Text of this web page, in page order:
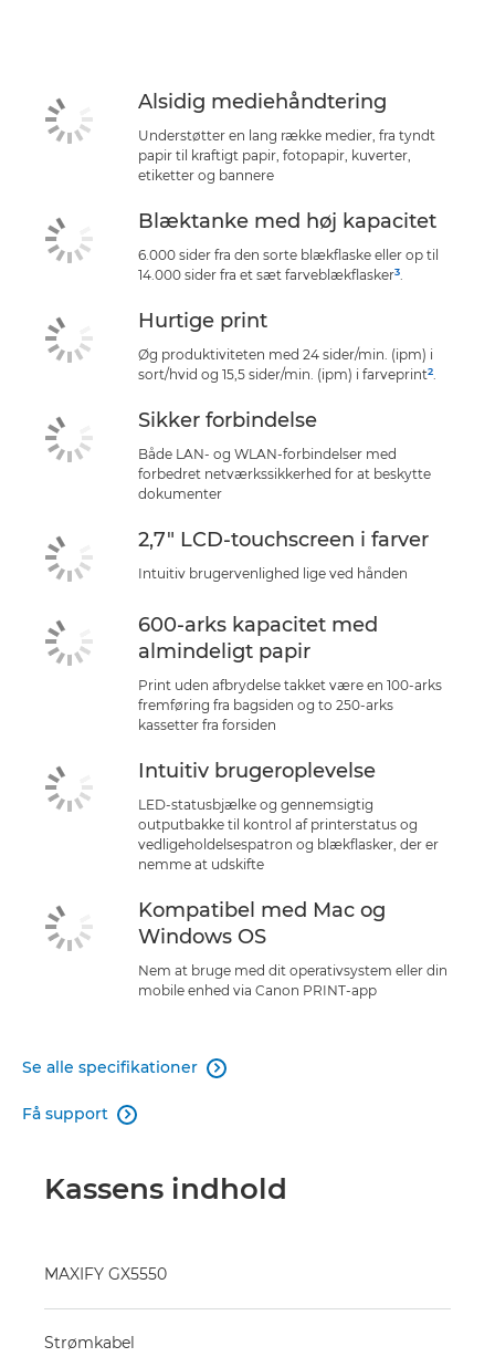
Alsidig mediehåndtering
Understøtter en lang række medier, fra tyndt
papir til kraftigt papir, fotopapir, kuverter,
etiketter og bannere
Blæktanke med høj kapacitet
6.000 sider fra den sorte blækflaske eller op til
14.000 sider fra et sæt farveblækflasker3.
Hurtige print
Øg produktiviteten med 24 sider/min. (ipm) i
sort/hvid og 15,5 sider/min. (ipm) i farveprint2.
Sikker forbindelse
Både LAN- og WLAN-forbindelser med
forbedret netværkssikkerhed for at beskytte
dokumenter
2,7" LCD-touchscreen i farver
Intuitiv brugervenlighed lige ved hånden
600-arks kapacitet med
almindeligt papir
Print uden afbrydelse takket være en 100-arks
fremføring fra bagsiden og to 250-arks
kassetter fra forsiden
Intuitiv brugeroplevelse
LED-statusbjælke og gennemsigtig
outputbakke til kontrol af printerstatus og
vedligeholdelsespatron og blækflasker, der er
nemme at udskifte
Kompatibel med Mac og
Windows OS
Nem at bruge med dit operativsystem eller din
mobile enhed via Canon PRINT-app
Se alle specifikationer 
Få support 
Kassens indhold
MAXIFY GX5550
Strømkabel